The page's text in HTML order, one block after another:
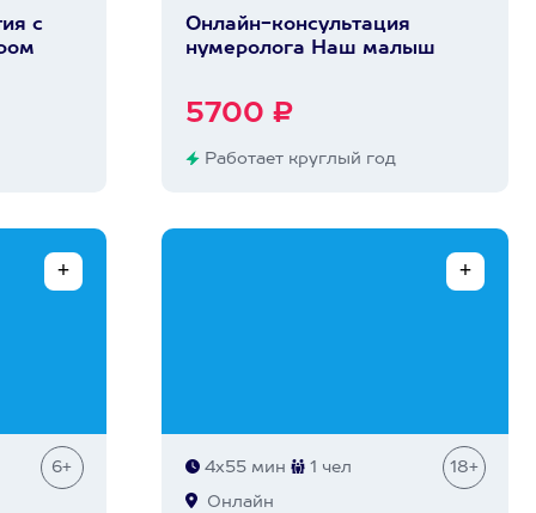
с
Онлайн-консультация
нумеролога Наш малыш
5700 ₽
Работает круглый год
6+ 4х55 мин 1 чел 18+
Онлайн